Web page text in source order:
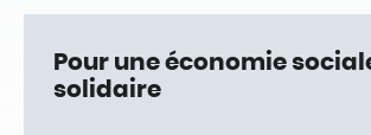
Pour une économie
solidaire